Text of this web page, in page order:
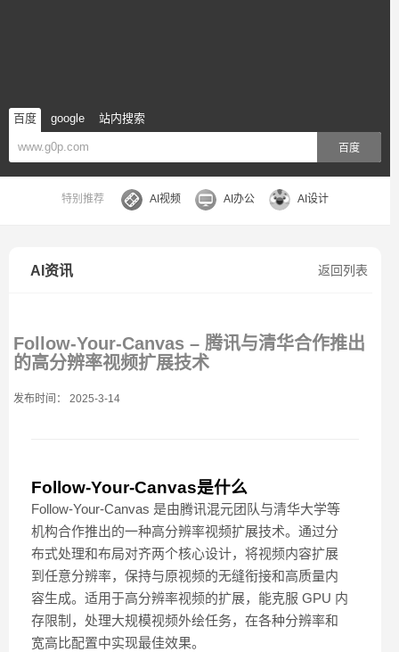
百度 google 站内搜索
百度
特别推荐 AI视频 AI办公 AI设计
返回列表
AI资讯
Follow-Your-Canvas – 腾讯与清华合作推出
的高分辨率视频扩展技术
发布时间： 2025-3-14
Follow-Your-Canvas是什么
Follow-Your-Canvas 是由腾讯混元团队与清华大学等
机构合作推出的一种高分辨率视频扩展技术。通过分
布式处理和布局对齐两个核心设计，将视频内容扩展
到任意分辨率，保持与原视频的无缝衔接和高质量内
容生成。适用于高分辨率视频的扩展，能克服 GPU 内
存限制，处理大规模视频外绘任务，在各种分辨率和
宽高比配置中实现最佳效果。